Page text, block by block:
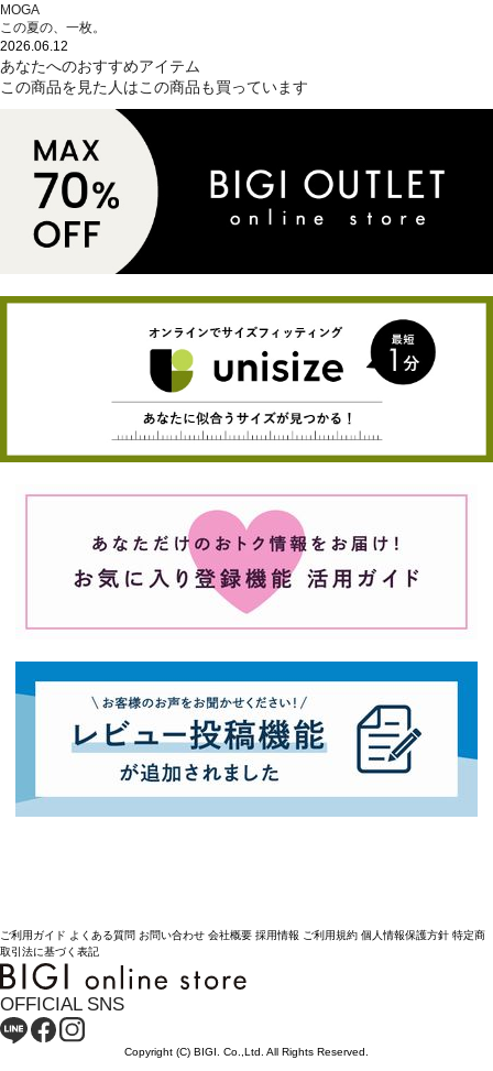
MOGA
この夏の、一枚。
2026.06.12
あなたへのおすすめアイテム
この商品を見た人はこの商品も買っています
ご利用ガイド よくある質問 お問い合わせ 会社概要 採用情報 ご利用規約 個人情報保護方針 特定商
取引法に基づく表記
OFFICIAL SNS
Copyright (C) BIGI. Co.,Ltd. All Rights Reserved.